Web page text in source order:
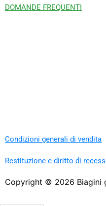
DOMANDE FREQUENTI
Condizioni generali di vendita
Restituzione e diritto di
Copyright © 2026 Biagini